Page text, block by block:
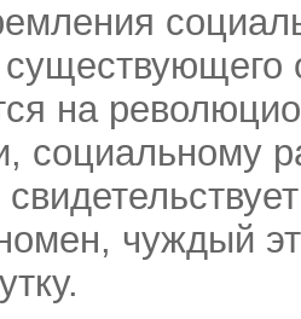
на
социальному
чуждый